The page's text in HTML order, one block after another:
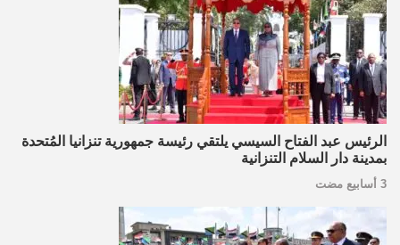
الرئيس عبد الفتاح السيسي يلتقي رئيسة جمهورية تنزانيا المُتحدة
بمدينة دار السلام التنزانية
3 أسابيع مضت